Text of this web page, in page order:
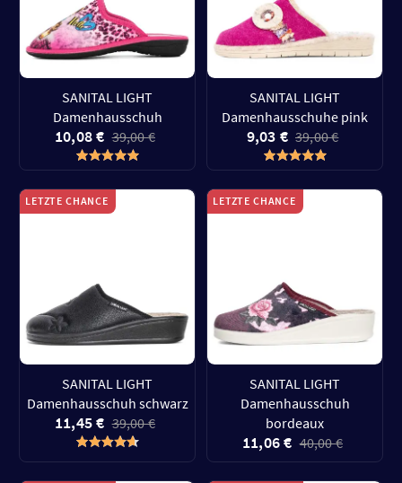
SANITAL LIGHT
Damenhausschuh
10,08 € 39,00 €
SANITAL LIGHT
Damenhausschuhe pink
9,03 € 39,00 €
LETZTE CHANCE
SANITAL LIGHT
Damenhausschuh schwarz
11,45 € 39,00 €
LETZTE CHANCE
SANITAL LIGHT
Damenhausschuh
bordeaux
11,06 € 40,00 €